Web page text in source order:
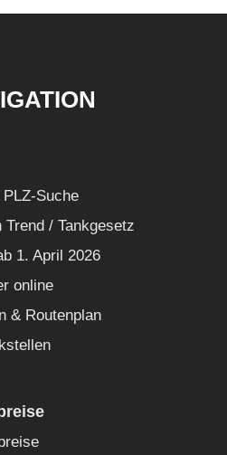
Suche
Trend / Tankgesetz
1. April 2026
online
& Routenplan